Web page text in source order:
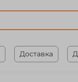
Доставка